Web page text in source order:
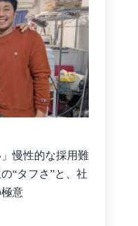
慢性的な採用難
“タフさ”と、社
意